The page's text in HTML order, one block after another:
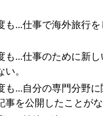
も...仕事で海外旅行
も...仕事のために新
。
も...自分の専門分野
事を公開したことがな